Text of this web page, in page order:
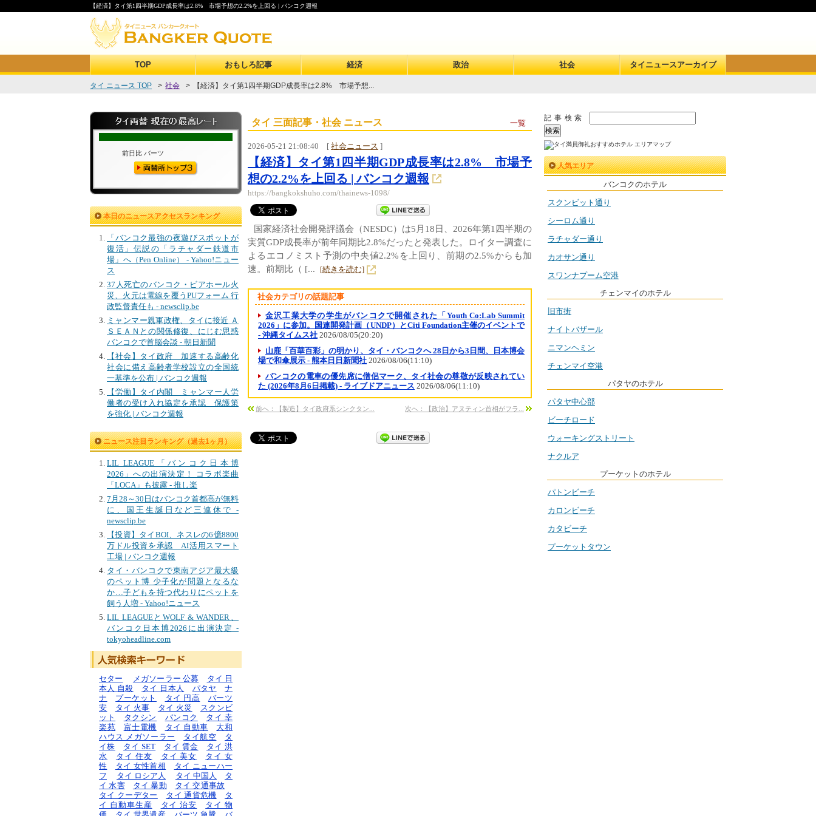
【経済】タイ第1四半期GDP成長率は2.8% 市場予想の2.2%を上回る | バンコク週報
TOP おもしろ記事 経済 政治 社会 タイニュースアーカイブ
タイ ニュース TOP > 社会 > 【経済】タイ第1四半期GDP成長率は2.8% 市場予想...
本日のニュースアクセスランキング
「バンコク最強の夜遊びスポットが
復活」伝説の「ラチャダー鉄道市
場」へ（Pen Online） - Yahoo!ニュー
ス
37人死亡のバンコク・ビアホール火
災、火元は電線を覆うPUフォーム 行
政監督責任も - newsclip.be
ミャンマー親軍政権、タイに接近 Ａ
ＳＥＡＮとの関係修復、にじむ思惑
バンコクで首脳会談 - 朝日新聞
【社会】タイ政府 加速する高齢化
社会に備え高齢者学校設立の全国統
一基準を公布 | バンコク週報
【労働】タイ内閣 ミャンマー人労
働者の受け入れ協定を承認 保護策
を強化 | バンコク週報
ニュース注目ランキング（過去1ヶ月）
LIL LEAGUE「バンコク日本博
2026」への出演決定！ コラボ楽曲
「LOCA」も披露 - 推し楽
7月28～30日はバンコク首都高が無料
に、国王生誕日など三連休で -
newsclip.be
【投資】タイBOI、ネスレの6億8800
万ドル投資を承認 AI活用スマート
工場 | バンコク週報
タイ・バンコクで東南アジア最大級
のペット博 少子化が問題となるな
か…子どもを持つ代わりにペットを
飼う人増 - Yahoo!ニュース
LIL LEAGUEとWOLF & WANDER、
バンコク日本博2026に出演決定 -
tokyoheadline.com
セター メガソーラー 公募
タイ 日
本人 自殺
タイ 日本人 パタヤ
ナ
ナ
プーケット タイ 円高
バーツ
安
タイ 火事 タイ 火災
スクンビ
ット
タクシン バンコク
タイ 幸
楽苑
富士電機 タイ 自動車
大和
ハウス メガソーラー
タイ航空
タ
イ株
タイ SET タイ 賃金
タイ 洪
水
タイ 住友 タイ 美女
タイ 女
性
タイ 女性首相
タイ ニューハー
フ
タイ ロシア人 タイ 中国人
タ
イ 水害
タイ 暴動
タイ 交通事故
タイ クーデター
タイ 通貨危機
タ
イ 自動車生産
タイ 治安
タイ 物
タイ 三面記事・社会 ニュース 一覧
2026-05-21 21:08:40 [ 社会ニュース ]
【経済】タイ第1四半期GDP成長率は2.8% 市場予
想の2.2%を上回る | バンコク週報
https://bangkokshuho.com/thainews-1098/
国家経済社会開発評議会（NESDC）は5月18日、2026年第1四半期の
実質GDP成長率が前年同期比2.8%だったと発表した。ロイター調査に
よるエコノミスト予測の中央値2.2%を上回り、前期の2.5%からも加
速。前期比（ [... [続きを読む]
社会カテゴリの話題記事
金沢工業大学の学生がバンコクで開催された「Youth Co:Lab Summit
2026」に参加。国連開発計画（UNDP）とCiti Foundation主催のイベントで
- 沖縄タイムス社 2026/08/05(20:20)
山鹿「百華百彩」の明かり、タイ・バンコクへ 28日から3日間、日本博会
場で和傘展示 - 熊本日日新聞社 2026/08/06(11:10)
バンコクの電車の優先席に僧侶マーク、タイ社会の尊敬が反映されてい
た (2026年8月6日掲載) - ライブドアニュース 2026/08/06(11:10)
前へ：【製造】タイ政府系シンクタン... 次へ：【政治】アヌティン首相がフラ...
記事検索